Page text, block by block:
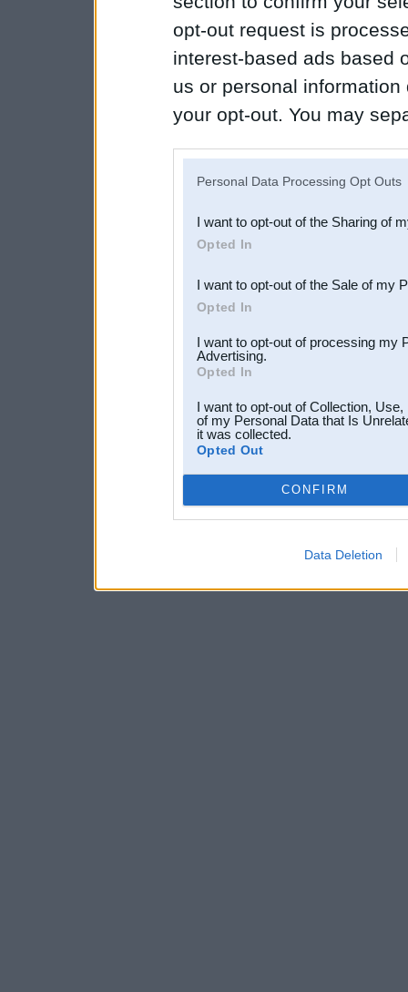
opt-out request is
interest-based ads based
us or personal
your opt-out. You may
Downstream Participants
third parties.
Personal Data Processing Opt Outs
I want to opt-out of the Sharing of
Opted In
I want to opt-out of the Sale of my
Opted In
I want to opt-out of processing my
Advertising.
Opted In
I want to opt-out of Collection,
of my Personal Data that Is
it was collected.
Opted Out
CONFIRM
Data Deletion